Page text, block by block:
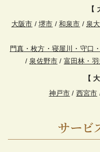
【
大阪市 /堺市 /和泉市 / 泉
門真・枚方・寝屋川・守口
/ 泉佐野市 / 富田林・
【
神戸市 / 西宮市